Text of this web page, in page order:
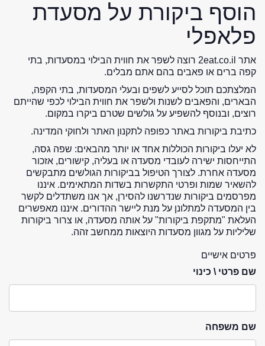
הוסף ביקורת על מסעדת
פלאפלי
אתר 2eat.co.il רוצה לשפר את חווית הבילוי במסעדות, בתי
קפה ברים או פאבים בהם אתם מבלים.
המלצתכם תוכל לסייע לשפים ובעלי המסעדות, בתי הקפה,
הבארים, והפאבים לשנות ולשפר את חווית הבילוי לכפי שהייתם
רוצים, ובנוסף להשפיע על גולשים שטרם ביקרו במקום.
כתיבת ביקורות באתר כפופה לתקנון האתר ולחוקי המדינה.
לא יעלו ביקורות הכוללות אחד או יותר מהבאים: שפה גסה,
התייחסות ישירה לעובדי מסעדה או בעליה, קישורים, אזכור
מסעדה אחרת. לצורך הטיפול בביקורות הגולשים מתבקשים
להשאיר שמות ופרטי התקשרות בשדות המתאימים. איננו
מפרסמים ביקורות שנדרשנו להסירן, אך אנו משתדלים לקשר
בין המסעדה למתלונן על מנת ליישר ההדורים. איננו מאפשרים
העלאת "מתקפת ביקורות" על אותה מסעדה, או צרור ביקורות
שליליות על מגוון מסעדות היוצאות ממחשב זהה.
פרטים אישיים
שם פרטי \ כינוי
שם משפחה